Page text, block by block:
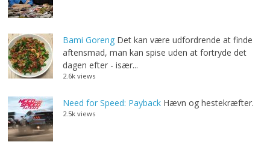
Bami Goreng Det kan være udfordrende at finde
aftensmad, man kan spise uden at fortryde det
dagen efter - især...
2.6k views
Need for Speed: Payback Hævn og hestekræfter.
2.5k views